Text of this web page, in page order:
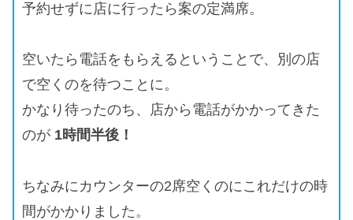
予約せずに店に行ったら案の定満席。
空いたら電話をもらえるということで、別の店
で空くのを待つことに。
かなり待ったのち、店から電話がかかってきた
のが 1時間半後！
ちなみにカウンターの2席空くのにこれだけの時
間がかかりました。